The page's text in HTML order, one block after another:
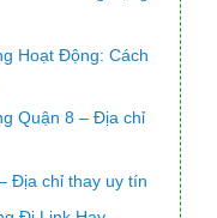
Hoạt Động: Cách
Quận 8 – Địa chỉ
Địa chỉ thay uy tín